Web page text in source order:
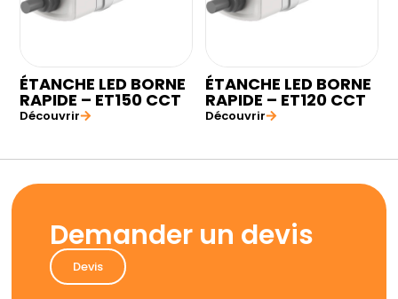
ÉTANCHE LED BORNE
RAPIDE – ET150 CCT
Découvrir
ÉTANCHE LED BORNE
RAPIDE – ET120 CCT
Découvrir
Demander un devis
Devis